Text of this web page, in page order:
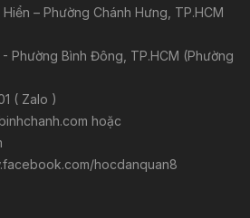
– Phường Chánh Hưng, TP.HCM
Phường Bình Đông, TP.HCM (Phường
( Zalo )
hoặc
hocdanquan8